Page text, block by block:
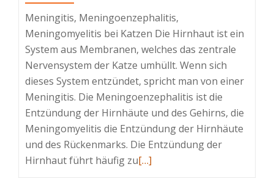
Meningitis, Meningoenzephalitis,
Meningomyelitis bei Katzen Die Hirnhaut ist ein
System aus Membranen, welches das zentrale
Nervensystem der Katze umhüllt. Wenn sich
dieses System entzündet, spricht man von einer
Meningitis. Die Meningoenzephalitis ist die
Entzündung der Hirnhäute und des Gehirns, die
Meningomyelitis die Entzündung der Hirnhäute
und des Rückenmarks. Die Entzündung der
Hirnhaut führt häufig zuRead
[…]